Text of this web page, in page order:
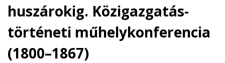
huszárokig. Közigazgatás-
történeti műhelykonferencia
(1800–1867)